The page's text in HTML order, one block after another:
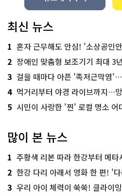
최신 뉴스
1 혼자 근무해도 안심! '소상공인
2 장애인 맞춤형 보조기기 최대 3년
3 걸을 때마다 아픈 '족저근막염'…무작
4 먹거리부터 야경 라이브까지…
5 시민이 사랑한 '찐' 로컬 명소 어디
많이 본 뉴스
1 주황색 리본 따라 한강부터 메타세쿼이
2 한강 다리 아래서 영화 한 편! '
3 우리 아이 체력이 쑥쑥! 클라이